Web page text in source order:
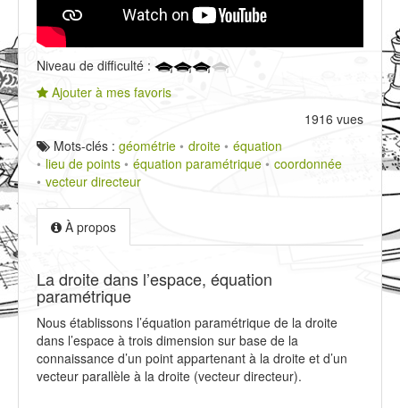
Niveau de difficulté :
Ajouter à mes favoris
1916 vues
Mots-clés : géométrie droite
équation
lieu de points
équation paramétrique
coordonnée
vecteur directeur
À propos
La droite dans l’espace, équation
paramétrique
Nous établissons l’équation paramétrique de la droite
dans l’espace à trois dimension sur base de la
connaissance d’un point appartenant à la droite et d’un
vecteur parallèle à la droite (vecteur directeur).